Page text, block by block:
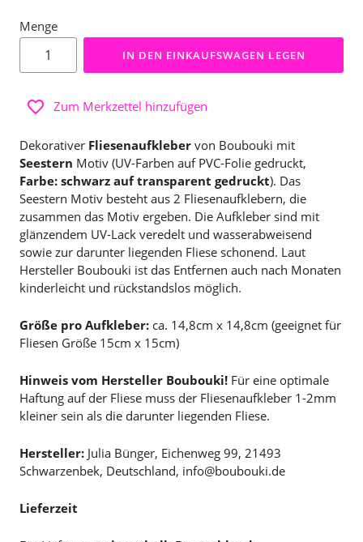
Menge
IN DEN EINKAUFSWAGEN LEGEN
Zum Merkzettel hinzufügen
Dekorativer Fliesenaufkleber von Boubouki mit
Seestern Motiv (UV-Farben auf PVC-Folie gedruckt,
Farbe: schwarz auf transparent gedruckt). Das
Seestern Motiv besteht aus 2 Fliesenaufklebern, die
zusammen das Motiv ergeben. Die Aufkleber sind mit
glänzendem UV-Lack veredelt und wasserabweisend
sowie zur darunter liegenden Fliese schonend. Laut
Hersteller Boubouki ist das Entfernen auch nach Monaten
kinderleicht und rückstandslos möglich.
Größe pro Aufkleber: ca. 14,8cm x 14,8cm (geeignet für
Fliesen Größe 15cm x 15cm)
Hinweis vom Hersteller Boubouki! Für eine optimale
Haftung auf der Fliese muss der Fliesenaufkleber 1-2mm
kleiner sein als die darunter liegenden Fliese.
Hersteller: Julia Bünger, Eichenweg 99, 21493
Schwarzenbek, Deutschland, info@boubouki.de
Lieferzeit